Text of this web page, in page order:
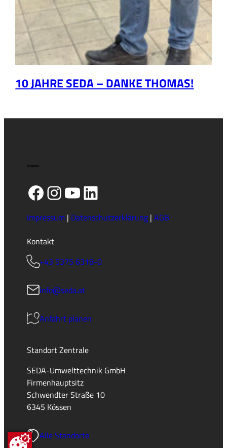
10 JAHRE SEDA – DANKE THOMAS!
Facebook
Instagram
YouTube
LinkedIn
Impressum| Datenschutzerklärung| AGB
Kontakt
+43 5375 6318-0
info@seda.at
Anfahrt planen
Standort Zentrale
SEDA-Umwelttechnik GmbH
Firmenhauptsitz
Schwendter Straße 10
6345 Kössen
Alle Standorte